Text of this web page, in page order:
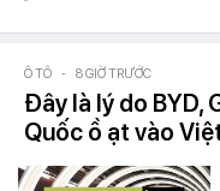
Ô TÔ - 8 GIỜ TRƯỚC
Đây là lý do BYD,
Quốc ồ ạt vào